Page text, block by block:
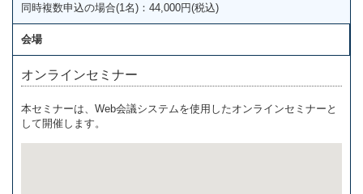
同時複数申込の場合(1名)：44,000円(税込)
会場
オンラインセミナー
本セミナーは、Web会議システムを使用したオンラインセミナーと
して開催します。